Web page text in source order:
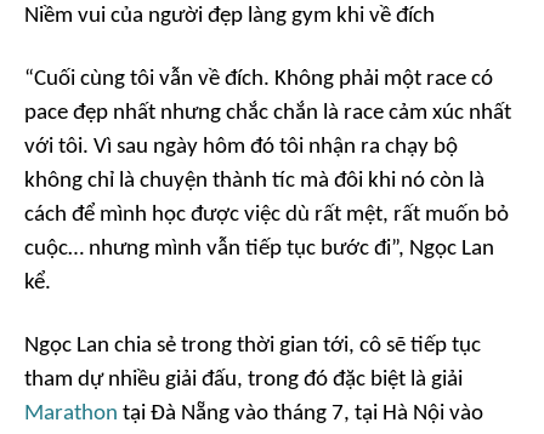
Niềm vui của người đẹp làng gym khi về đích
“Cuối cùng tôi vẫn về đích. Không phải một race có
pace đẹp nhất nhưng chắc chắn là race cảm xúc nhất
với tôi. Vì sau ngày hôm đó tôi nhận ra chạy bộ
không chỉ là chuyện thành tíc mà đôi khi nó còn là
cách để mình học được việc dù rất mệt, rất muốn bỏ
cuộc… nhưng mình vẫn tiếp tục bước đi”, Ngọc Lan
kể.
Ngọc Lan chia sẻ trong thời gian tới, cô sẽ tiếp tục
tham dự nhiều giải đấu, trong đó đặc biệt là giải
Marathon tại Đà Nẵng vào tháng 7, tại Hà Nội vào